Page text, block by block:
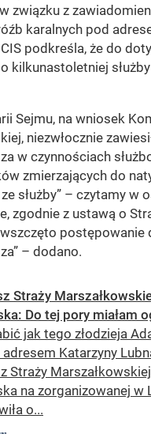
związku z
karalnych pod
CIS podkreśla, że do
kilkunastoletniej
Sejmu, na wniosek
niezwłocznie
w czynnościach
zmierzających do
służby” – czytamy w
zgodnie z ustawą o
wszczęto
– dodano.
Straży
Do tej pory miałam
jak tego złodzieja
Katarzyny
Straży
na zorganizowanej w
o...